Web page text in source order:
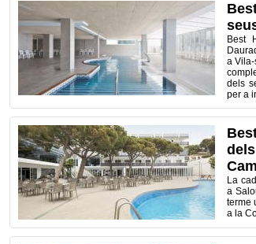
Best
a Vila-
dels
per a
La
a
terme
a la